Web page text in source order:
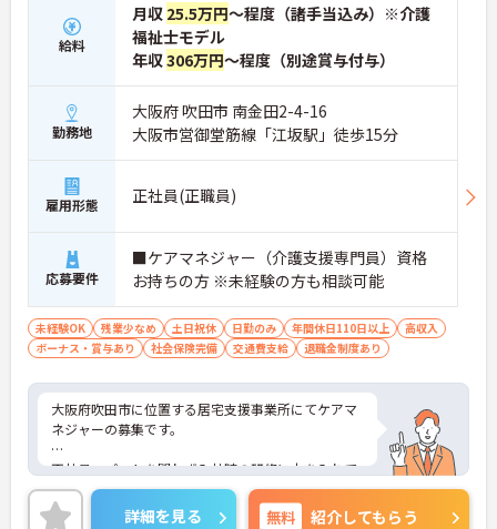
給料
月収 25.5万円～程度（諸手当込み）※介護
福祉士モデル
年収306万円～程度（別途賞与付与）
勤務地
大阪府 吹田市 南金田2-4-16
大阪市営御堂筋線「江坂駅」徒歩15分
雇用形態 正社員(正職員)
応募要件
■ケアマネジャー（介護支援専門員）資格
お持ちの方 ※未経験の方も相談可能
未経験OK 残業少なめ 土日祝休 日勤のみ 年間休日110日以上
高収入
ボーナス・賞与あり
社会保険完備 交通費支給 退職金制度あり
大阪府吹田市に位置する居宅支援事業所にてケアマ
ネジャーの募集です。
正社員・パートを問わず入社時の研修に力を入れて
いるため、未経験の方も安心してお仕事スタートで
きます！
詳細を見る 無料 紹介してもらう